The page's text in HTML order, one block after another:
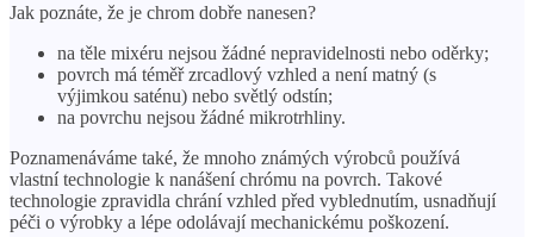
Jak poznáte, že je chrom dobře nanesen?
na těle mixéru nejsou žádné nepravidelnosti nebo oděrky;
povrch má téměř zrcadlový vzhled a není matný (s
výjimkou saténu) nebo světlý odstín;
na povrchu nejsou žádné mikrotrhliny.
Poznamenáváme také, že mnoho známých výrobců používá
vlastní technologie k nanášení chrómu na povrch. Takové
technologie zpravidla chrání vzhled před vyblednutím, usnadňují
péči o výrobky a lépe odolávají mechanickému poškození.